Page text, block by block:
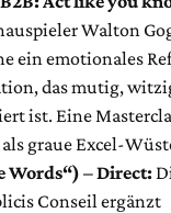
Walton
ein emotionales
das mutig,
ist. Eine
graue Excel-
Words“) – Direct:
Conseil ergänzt